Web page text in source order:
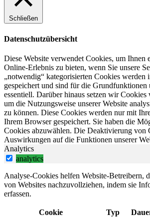
Schließen
Datenschutzübersicht
Diese Website verwendet Cookies, um Ihnen
Online-Erlebnis zu bieten, wenn Sie unsere
„notwendig“ kategorisierten Cookies werden
gespeichert und sind für die Grundfunktionen
essentiell. Darüber hinaus setzen wir
um die Nutzungsweise unserer Website
zu können. Diese Cookies werden nur mit
Ihrem Browser gespeichert. Sie haben die
Cookies abzuwählen. Die Deaktivierung von
Auswirkungen auf die Funktionen unserer
Analytics
analytics
Analyse-Cookies helfen Website-Betreibern,
von Websites nachzuvollziehen, indem sie
erfassen.
Cookie Typ